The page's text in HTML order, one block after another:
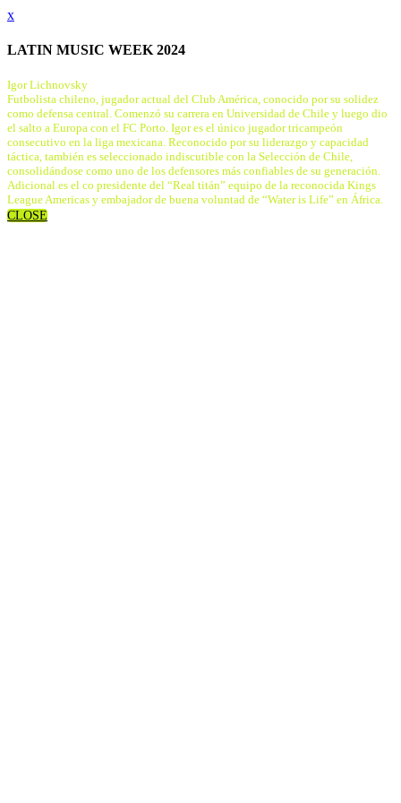
x
LATIN MUSIC WEEK 2024
Igor Lichnovsky
Futbolista chileno, jugador actual del Club América, conocido por su solidez
como defensa central. Comenzó su carrera en Universidad de Chile y luego dio
el salto a Europa con el FC Porto. Igor es el único jugador tricampeón
consecutivo en la liga mexicana. Reconocido por su liderazgo y capacidad
táctica, también es seleccionado indiscutible con la Selección de Chile,
consolidándose como uno de los defensores más confiables de su generación.
Adicional es el co presidente del “Real titán” equipo de la reconocida Kings
League Americas y embajador de buena voluntad de “Water is Life” en África.
CLOSE